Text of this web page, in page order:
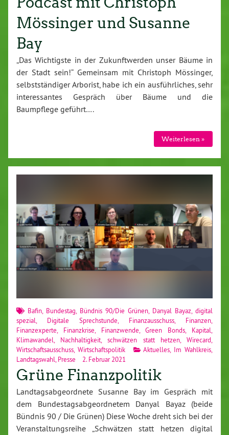
Mössinger und Susanne
Bay
„Das Wichtigste in der Zukunftwerden unser Bäume in
der Stadt sein!“ Gemeinsam mit Christoph Mössinger,
selbstständiger Arborist, habe ich ein ausführliches, sehr
interessantes Gespräch über Bäume und die
Baumpflege geführt….
Weiterlesen »
Bafin, Bundestag, Bündnis 90/Die Grünen, Danyal Bayaz, digital
spezial, Digitale Sprechstunde, Finanzausschuss, Finanzen,
Finanzexperte, Finanzkrise, Finanzwende,Green Bonds, Kapital,
Klimawandel, Nachhaltigkeit,schwätzen statt hetzen,Wirecard,
Wirtschaftsausschuss, Wirtschaftspolitik Aktuelles, Im Wahlkreis,
Landtagswahl,Presse 2. Februar 2021
Grüne Finanzpolitik
Landtagsabgeordnete Susanne Bay im Gespräch mit
dem Bundestagsabgeordnetem Danyal Bayaz (beide
Bündnis 90 / Die Grünen) Diese Woche dreht sich bei der
Veranstaltungsreihe „Schwätzen statt hetzen digital